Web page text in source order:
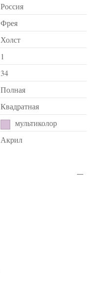
Россия
Фрея
Холст
1
34
Полная
Квадратная
мультиколор
Акрил